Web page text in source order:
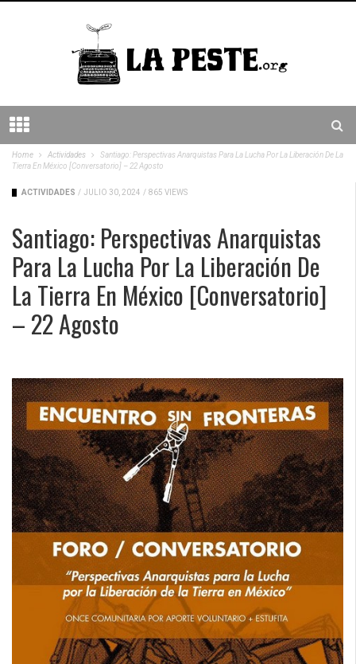
Home Actividades
Santiago: Perspectivas Anarquistas Para La Lucha Por La Liberación De La
Tierra En México [conversatorio] – 22 Agosto
ACTIVIDADES / JULIO 30, 2024 / 865 VIEWS
Santiago: Perspectivas Anarquistas
Para La Lucha Por La Liberación De
La Tierra En México [conversatorio]
– 22 Agosto